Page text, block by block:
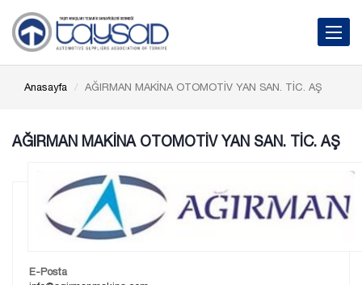
Toggle
Anasayfa AĞIRMAN MAKİNA OTOMOTİV YAN SAN. TİC. AŞ
AĞIRMAN MAKİNA OTOMOTİV YAN SAN. TİC. AŞ
E-Posta